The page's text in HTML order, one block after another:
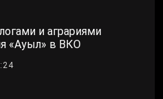
и аграриями
«Ауыл» в ВКО